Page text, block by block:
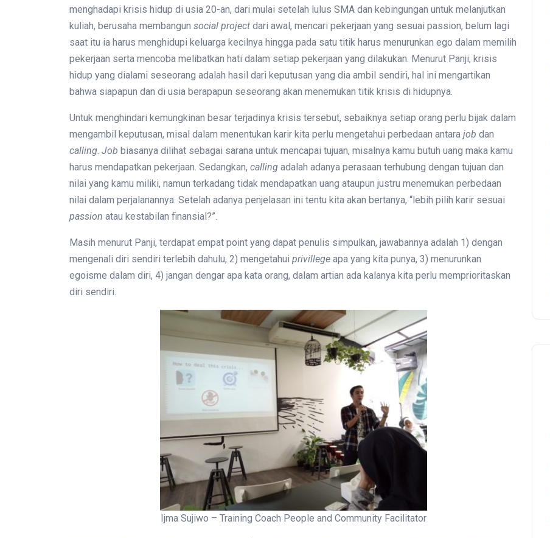
menghadapi krisis hidup di usia 20-an, dari mulai setelah lulus SMA dan kebingungan untuk melanjutkan
kuliah, berusaha membangun social project dari awal, mencari pekerjaan yang sesuai passion, belum lagi
saat itu ia harus menghidupi keluarga kecilnya hingga pada satu titik harus menurunkan ego dalam memilih
pekerjaan serta mencoba melibatkan hati dalam setiap pekerjaan yang dilakukan. Menurut Panji, krisis
hidup yang dialami seseorang adalah hasil dari keputusan yang dia ambil sendiri, hal ini mengartikan
bahwa siapapun dan di usia berapapun seseorang akan menemukan titik krisis di hidupnya.
Untuk menghindari kemungkinan besar terjadinya krisis tersebut, sebaiknya setiap orang perlu bijak dalam
mengambil keputusan, misal dalam menentukan karir kita perlu mengetahui perbedaan antara job dan
calling. Job biasanya dilihat sebagai sarana untuk mencapai tujuan, misalnya kamu butuh uang maka kamu
harus mendapatkan pekerjaan. Sedangkan, calling adalah adanya perasaan terhubung dengan tujuan dan
nilai yang kamu miliki, namun terkadang tidak mendapatkan uang ataupun justru menemukan perbedaan
nilai dalam perjalanannya. Setelah adanya penjelasan ini tentu kita akan bertanya, “lebih pilih karir sesuai
passion atau kestabilan finansial?”.
Masih menurut Panji, terdapat empat point yang dapat penulis simpulkan, jawabannya adalah 1) dengan
mengenali diri sendiri terlebih dahulu, 2) mengetahui privillege apa yang kita punya, 3) menurunkan
egoisme dalam diri, 4) jangan dengar apa kata orang, dalam artian ada kalanya kita perlu memprioritaskan
diri sendiri.
Ijma Sujiwo – Training Coach People and Community Facilitator